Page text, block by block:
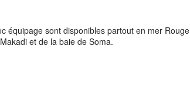
équipage sont disponibles partout en mer
et de la baie de Soma.